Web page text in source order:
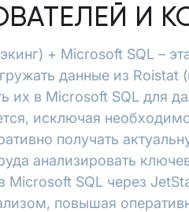
И
+ Microsoft SQL –
данные из Roistat
их в Microsoft SQL для
исключая
получать
анализировать
Microsoft SQL через
повышая